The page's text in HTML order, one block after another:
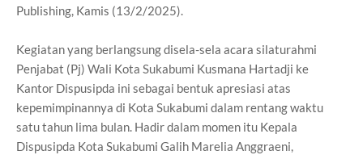
Publishing, Kamis (13/2/2025).
Kegiatan yang berlangsung disela-sela acara silaturahmi
Penjabat (Pj) Wali Kota Sukabumi Kusmana Hartadji ke
Kantor Dispusipda ini sebagai bentuk apresiasi atas
kepemimpinannya di Kota Sukabumi dalam rentang waktu
satu tahun lima bulan. Hadir dalam momen itu Kepala
Dispusipda Kota Sukabumi Galih Marelia Anggraeni,